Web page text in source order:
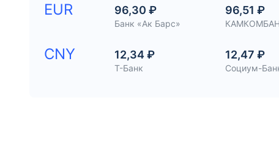
EUR 96,30 ₽
Банк «Ак Барс»
96,51 ₽
CNY 12,34 ₽
Т-Банк
12,47 ₽
Социум-